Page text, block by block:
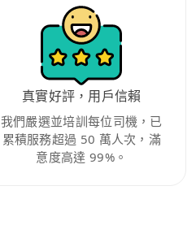
真實好評，用戶信賴
我們嚴選並培訓每位司機，已
累積服務超過 50 萬人次，滿
意度高達 99%。